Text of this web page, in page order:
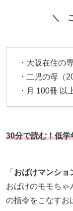
＼
・大阪在住の
・二児の母（
・月 100冊 以
30分で読む！低
「 おばけマンショ
おばけのモモちゃ
の指令をこなすお